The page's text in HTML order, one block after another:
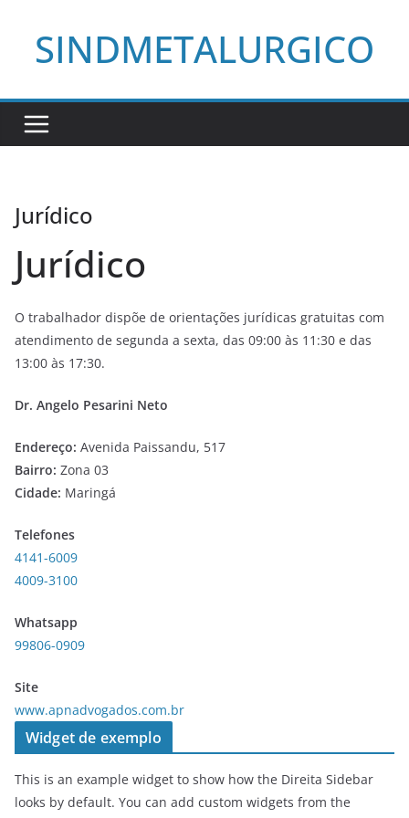
SINDMETALURGICO
Jurídico
Jurídico
O trabalhador dispõe de orientações jurídicas gratuitas com
atendimento de segunda a sexta, das 09:00 às 11:30 e das
13:00 às 17:30.
Dr. Angelo Pesarini Neto
Endereço: Avenida Paissandu, 517
Bairro: Zona 03
Cidade: Maringá
Telefones
4141-6009
4009-3100
Whatsapp
99806-0909
Site
www.apnadvogados.com.br
Widget de exemplo
This is an example widget to show how the Direita Sidebar
looks by default. You can add custom widgets from the